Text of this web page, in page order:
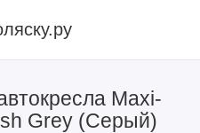
Maxi-
Grey (Серый)